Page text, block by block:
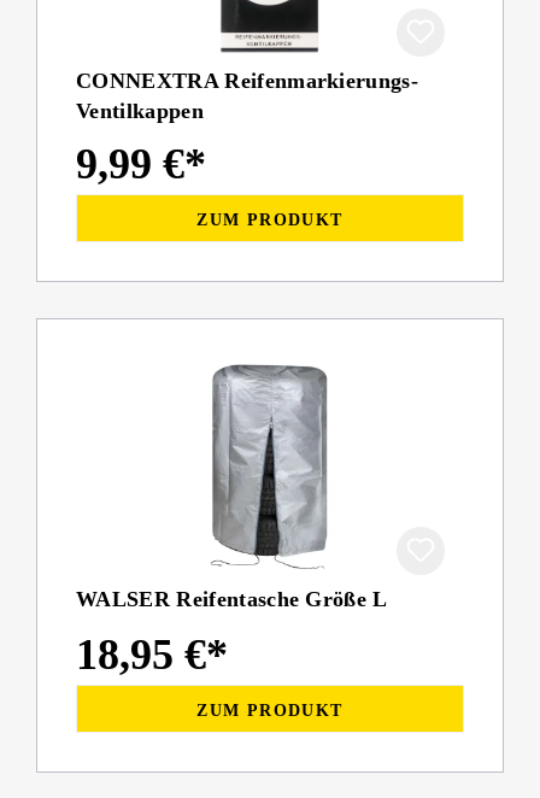
CONNEXTRA Reifenmarkierungs-
Ventilkappen
9,99 €*
ZUM PRODUKT
WALSER Reifentasche Größe L
18,95 €*
ZUM PRODUKT